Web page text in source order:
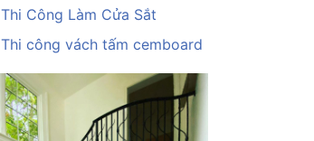
Thi Công Làm Cửa Sắt
Thi công vách tấm cemboard